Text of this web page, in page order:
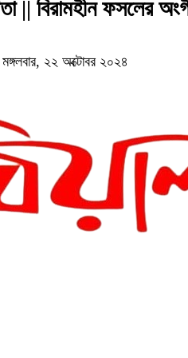
|| বিরামহীন ফসলের
২২ অক্টোবর ২০২৪